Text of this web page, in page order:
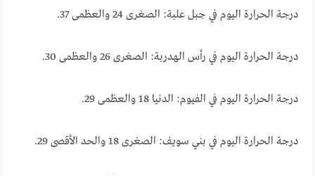
درجة الحرارة اليوم في جبل علبة: الصغرى 24 والعظمى 37.
درجة الحرارة اليوم في رأس الهدربة: الصغرى 26 والعظمى 30.
درجة الحرارة اليوم في الفيوم: الدنيا 18 والعظمى 29.
درجة الحرارة اليوم في بني سويف: الصغرى 18 والحد الأقصى 29.